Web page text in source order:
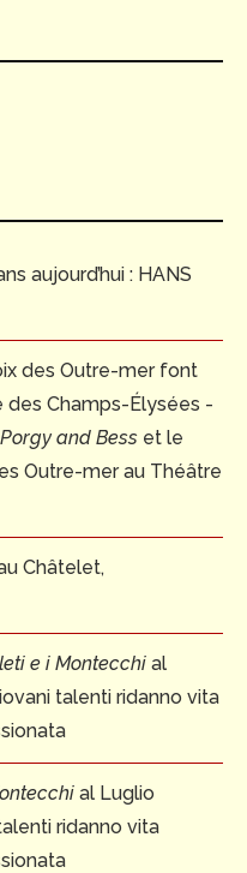
aujourd’hui : HANS
des Outre-mer font
des Champs-Élysées -
Porgy and Bess et le
Outre-mer au Théâtre
Châtelet,
e i Montecchi al
talenti ridanno vita
al Luglio
ridanno vita